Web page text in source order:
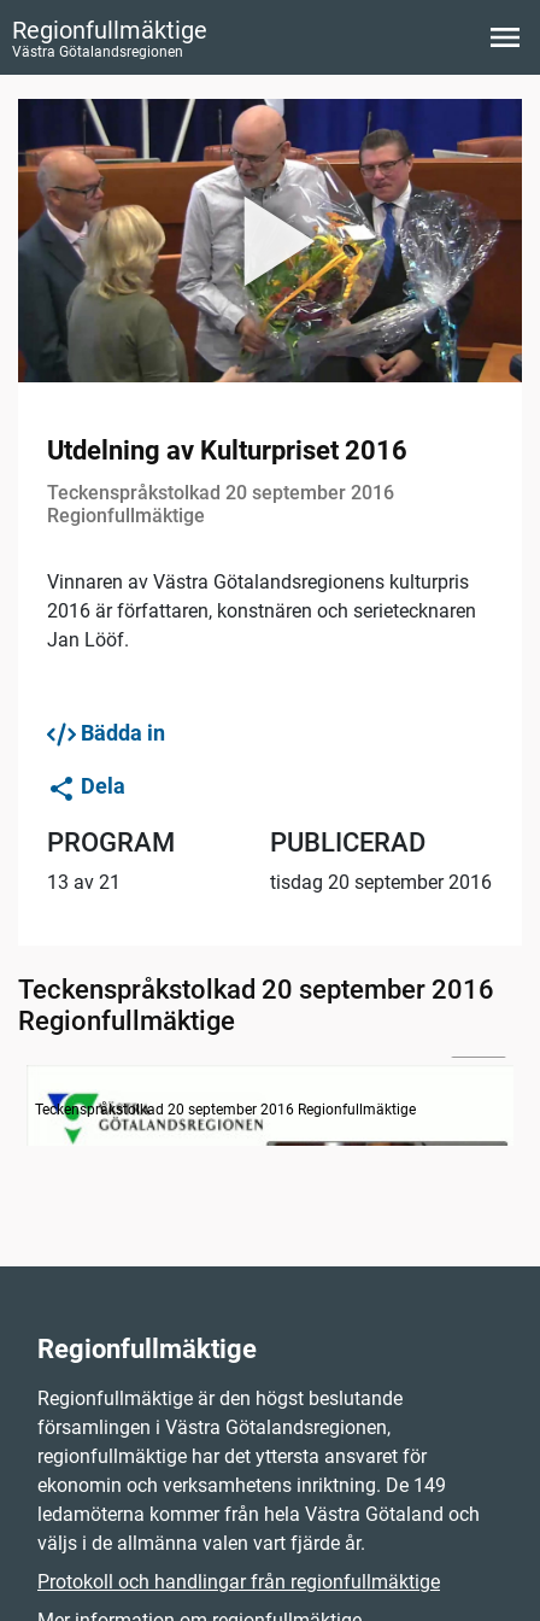
Regionfullmäktige
Västra Götalandsregionen
Utdelning av Kulturpriset 2016
Teckenspråkstolkad 20 september 2016
Regionfullmäktige
Vinnaren av Västra Götalandsregionens kulturpris
2016 är författaren, konstnären och serietecknaren
Jan Lööf.
Bädda in
Dela
PROGRAM
13 av 21
PUBLICERAD
tisdag 20 september 2016
Teckenspråkstolkad 20 september 2016
Regionfullmäktige
Information om dagens ärenden
Teckenspråkstolkad 20 september 2016 Regionfullmäktige
Regionfullmäktige
Regionfullmäktige är den högst beslutande
församlingen i Västra Götalandsregionen,
regionfullmäktige har det yttersta ansvaret för
ekonomin och verksamhetens inriktning. De 149
ledamöterna kommer från hela Västra Götaland och
väljs i de allmänna valen vart fjärde år.
Protokoll och handlingar från regionfullmäktige